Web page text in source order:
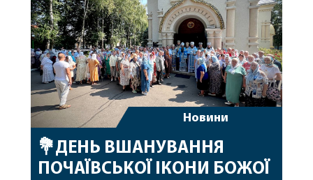
архіпастирському служінні. […]
Новини
💐ДЕНЬ ВШАНУВАННЯ
ПОЧАЇВСЬКОЇ ІКОНИ БОЖОЇ